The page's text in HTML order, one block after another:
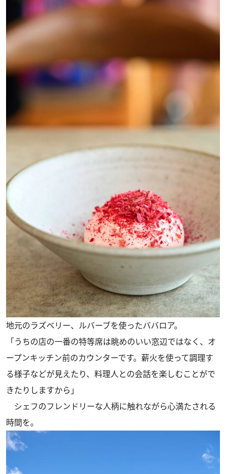
地元のラズベリー、ルバーブを使ったババロア。
「うちの店の一番の特等席は眺めのいい窓辺ではなく、オ
ープンキッチン前のカウンターです。薪火を使って調理す
る様子などが見えたり、料理人との会話を楽しむことがで
きたりしますから」
シェフのフレンドリーな人柄に触れながら心満たされる
時間を。